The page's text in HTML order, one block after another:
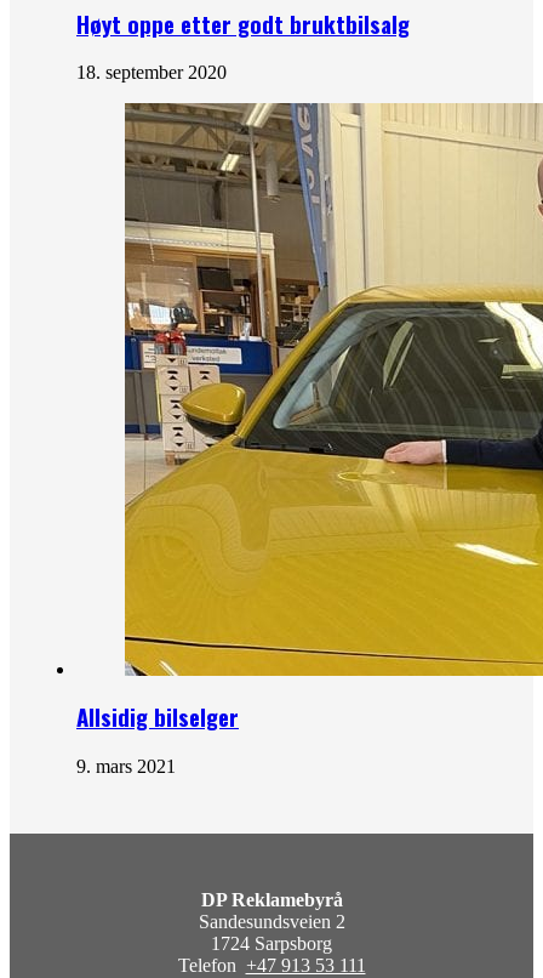
Høyt oppe etter godt bruktbilsalg
18. september 2020
Allsidig bilselger
9. mars 2021
DP Reklamebyrå
Sandesundsveien 2
1724 Sarpsborg
Telefon +47 913 53 111